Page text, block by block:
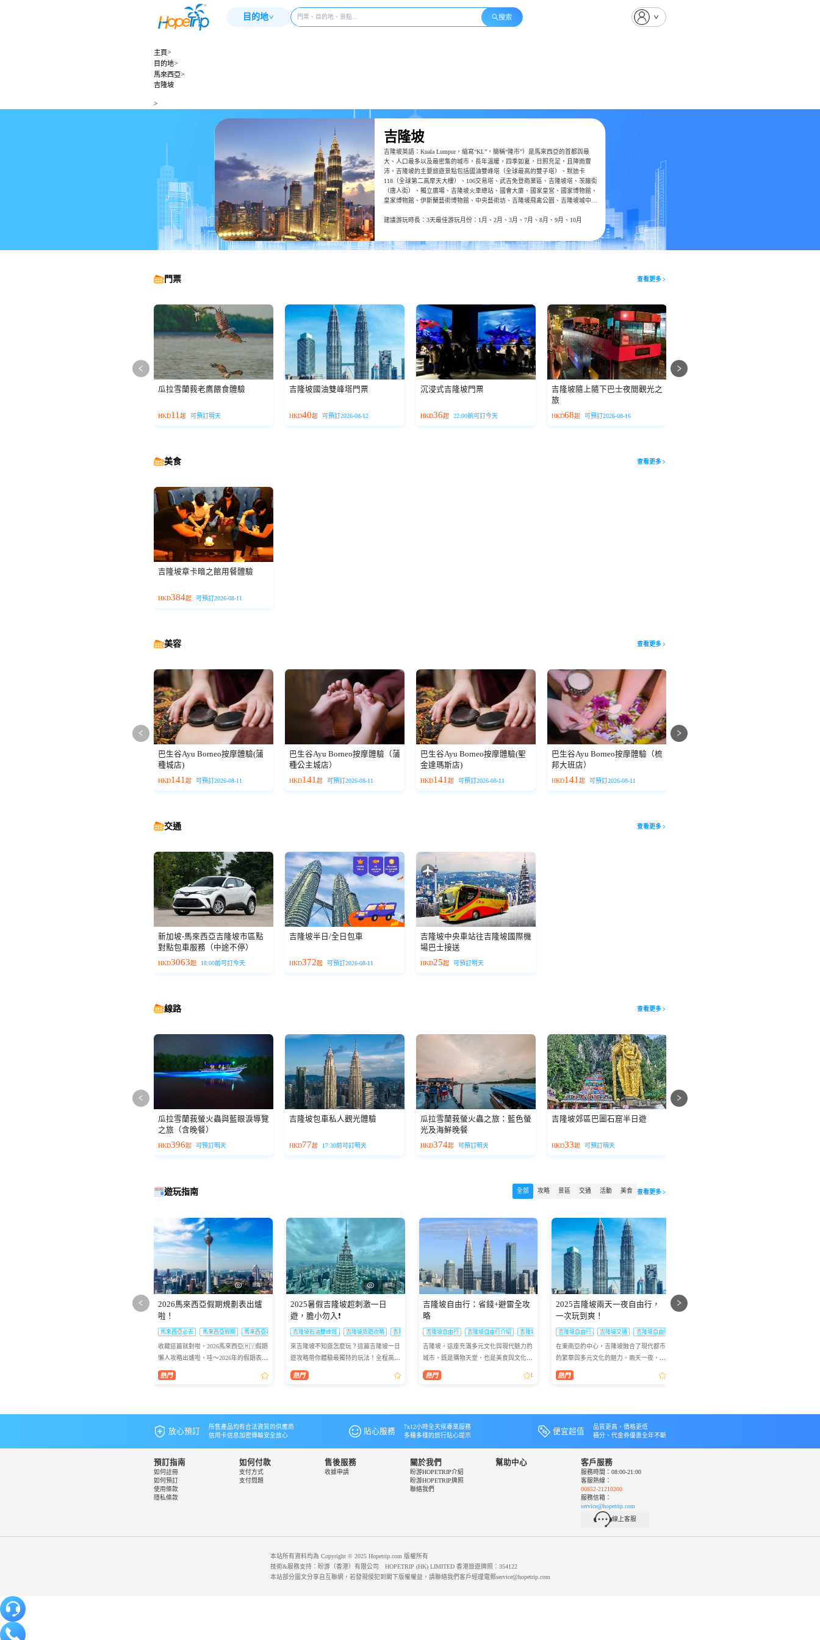
目的地 搜索
主頁>
目的地>
馬來西亞>
吉隆坡
>
吉隆坡
吉隆坡英語：Kuala Lumpur，縮寫“KL”，簡稱“隆市”）是馬來西亞的首都與最
大、人口最多以及最密集的城市，長年溫暖，四季如夏，日照充足，且降雨豐
沛。吉隆坡的主要旅遊景點包括國油雙峰塔（全球最高的雙子塔）、默迪卡
118（全球第二高摩天大樓）、106交易塔、武吉免登商業區、吉隆坡塔、茨廠街
（唐人街）、獨立廣場、吉隆坡火車總站、國會大廈、國家皇宮、國家博物館、
皇家博物館、伊斯蘭藝術博物館、中央藝術坊、吉隆坡飛禽公園、吉隆坡城中城
大寺院等。吉隆坡舉辦了許多文化節，例如大寶森節遊行。
建議游玩時長：3天最佳游玩月份：1月、2月、3月、7月、8月、9月、10月
門票 查看更多
瓜拉雪蘭莪老鷹餵食體驗
HKD11起 可預訂明天
吉隆坡國油雙峰塔門票
HKD40起 可預訂2026-08-12
沉浸式吉隆坡門票
HKD36起 22:00前可訂今天
吉隆坡隨上隨下巴士夜間觀光之
旅
HKD68起 可預訂2026-08-16
美食 查看更多
吉隆坡章卡暗之館用餐體驗
HKD384起 可預訂2026-08-11
美容 查看更多
巴生谷Ayu Borneo按摩體驗(蒲
種城店)
HKD141起 可預訂2026-08-11
巴生谷Ayu Borneo按摩體驗（蒲
種公主城店）
HKD141起 可預訂2026-08-11
巴生谷Ayu Borneo按摩體驗(聖
金達瑪斯店)
HKD141起 可預訂2026-08-11
巴生谷Ayu Borneo按摩體驗（梳
邦大班店）
HKD141起 可預訂2026-08-11
交通 查看更多
新加坡-馬來西亞吉隆坡市區點
對點包車服務（中途不停）
HKD3063起 18:00前可訂今天
吉隆坡半日/全日包車
HKD372起 可預訂2026-08-11
吉隆坡中央車站往吉隆坡國際機
場巴士接送
HKD25起 可預訂明天
線路 查看更多
瓜拉雪蘭莪螢火蟲與藍眼淚導覽
之旅（含晚餐）
HKD396起 可預訂明天
吉隆坡包車私人觀光體驗
HKD77起 17:30前可訂明天
瓜拉雪蘭莪螢火蟲之旅：藍色螢
光及海鮮晚餐
HKD374起 可預訂明天
吉隆坡郊區巴圖石窟半日遊
HKD33起 可預訂明天
遊玩指南 全部 攻略 景區 交通 活動 美食 查看更多
瀏覽2
2026馬來西亞假期規劃表出爐
啦！
馬來西亞必去 馬來西亞假期 馬來西亞攻略
收藏這篇就對啦，2026馬來西亞🇲🇾假期
懶人攻略出爐啦，哇～2026年的假期表終
於來了！是不是已經在幻想下一次出遊
啦？😆不管是周末小旅行、家人團聚，還
瀏覽1
2025暑假吉隆坡超刺激一日
遊，膽小勿入❗
吉隆坡石油雙峰塔 吉隆坡旅遊攻略 吉隆坡一日遊2025
來吉隆坡不知道怎麼玩？這篇吉隆坡一日
遊攻略帶你體驗最獨特的玩法！全程高
能，膽小慎入！
吉隆坡自由行：省錢+避雷全攻
略
吉隆坡自由行 吉隆坡自由行介紹 吉隆坡交通
吉隆坡，這座充滿多元文化與現代魅力的
城市，既是購物天堂，也是美食與文化體
驗的寶藏地。想要在自由行中省錢又避
坑？以下攻略從交通、住宿、美食、購物
1
2025吉隆坡兩天一夜自由行，
一次玩到爽！
吉隆坡自由行 吉隆坡交通 吉隆坡自由行攻略
在東南亞的中心，吉隆坡融合了現代都市
的繁華與多元文化的魅力。兩天一夜，足
以讓你深度體驗這座城市的獨特韻味，從
地標建築到古老寺廟，從美食街的煙火氣
放心預訂
所售產品均有合法資質的供應商
信用卡信息加密傳輸安全放心
貼心服務
7x12小時全天候專業服務
多種多樣的旅行貼心提示
便宜超值
品質更高、價格更低
積分、代金券優惠全年不斷
預訂指南
如何註冊
如何預訂
使用條款
隱私條款
如何付款
支付方式
支付問題
售後服務
收據申請
關於我們
盼游HOPETRIP介紹
盼游HOPETRIP牌照
聯絡我們
幫助中心 客戶服務
服務時間：08:00-21:00
客服熱線：
00852-21210200
服務信箱：
service@hopetrip.com
線上客服
本站所有資料均為 Copyright © 2025 Hopetrip.com 版權所有
技術&服務支持：盼游（香港）有限公司 HOPETRIP (HK) LIMITED 香港旅遊牌照：354122
本站部分圖文分享自互聯網，若發現侵犯到閣下版權權益，請聯絡我們客戶經理電郵service@hopetrip.com